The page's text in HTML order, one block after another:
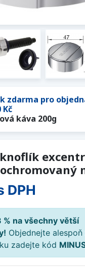
zdarma pro
Kč
káva 200g
DPH
% na všechny větší
Objednejte
zadejte kód